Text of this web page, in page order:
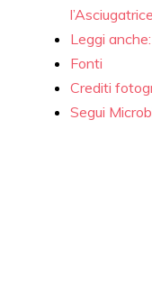
Leggi anche:
Fonti
Crediti
Segui